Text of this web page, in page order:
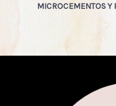
MICROCEMENTOS Y